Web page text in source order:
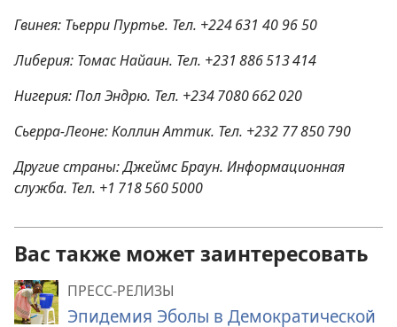
Гвинея: Тьерри Пуртье. Тел. +224 631 40 96 50
Либерия: Томас Найаин. Тел. +231 886 513 414
Нигерия: Пол Эндрю. Тел. +234 7080 662 020
Сьерра-Леоне: Коллин Аттик. Тел. +232 77 850 790
Другие страны: Джеймс Браун. Информационная
служба. Тел. +1 718 560 5000
Вас также может заинтересовать
ПРЕСС-РЕЛИЗЫ
Эпидемия Эболы в Демократической